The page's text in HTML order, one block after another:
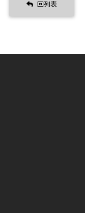
回列表